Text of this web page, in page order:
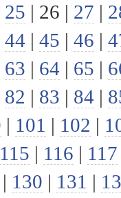
25 | 26 | 27 |
44 | 45 | 46 |
63 | 64 | 65 |
82 | 83 | 84 |
| 101 | 102 |
115 | 116 | 117
| 130 | 131 |